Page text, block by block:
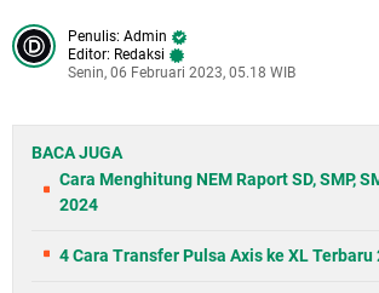
Admin
Editor: Redaksi
Senin, 06 Februari 2023, 05.18 WIB
BACA JUGA
Cara Menghitung NEM Raport SD, SMP,
2024
4 Cara Transfer Pulsa Axis ke XL Terbaru